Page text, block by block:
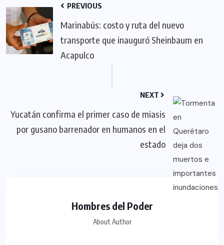
PREVIOUS
Marinabús: costo y ruta del nuevo
transporte que inauguró Sheinbaum en
Acapulco
NEXT
Yucatán confirma el primer caso de miasis
por gusano barrenador en humanos en el
estado
Hombres del Poder
About Author